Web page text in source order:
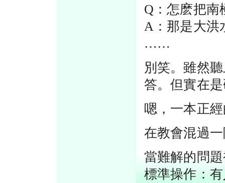
Q：怎麽把南
A：那是大洪
……
別笑。雖然
答。但實在
嗯，一本正
在教會混過
當難解的問
標準操作：